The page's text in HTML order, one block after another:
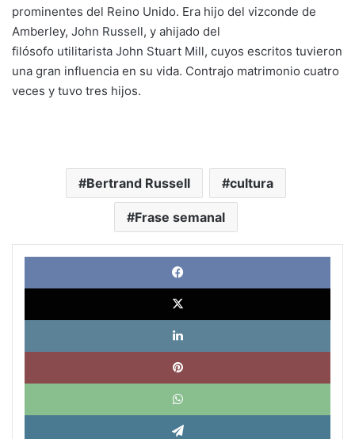
prominentes del Reino Unido. Era hijo del vizconde de
Amberley, John Russell, y ahijado del
filósofo utilitarista John Stuart Mill, cuyos escritos tuvieron
una gran influencia en su vida. Contrajo matrimonio cuatro
veces y tuvo tres hijos.
Bertrand Russell cultura
Frase semanal
X